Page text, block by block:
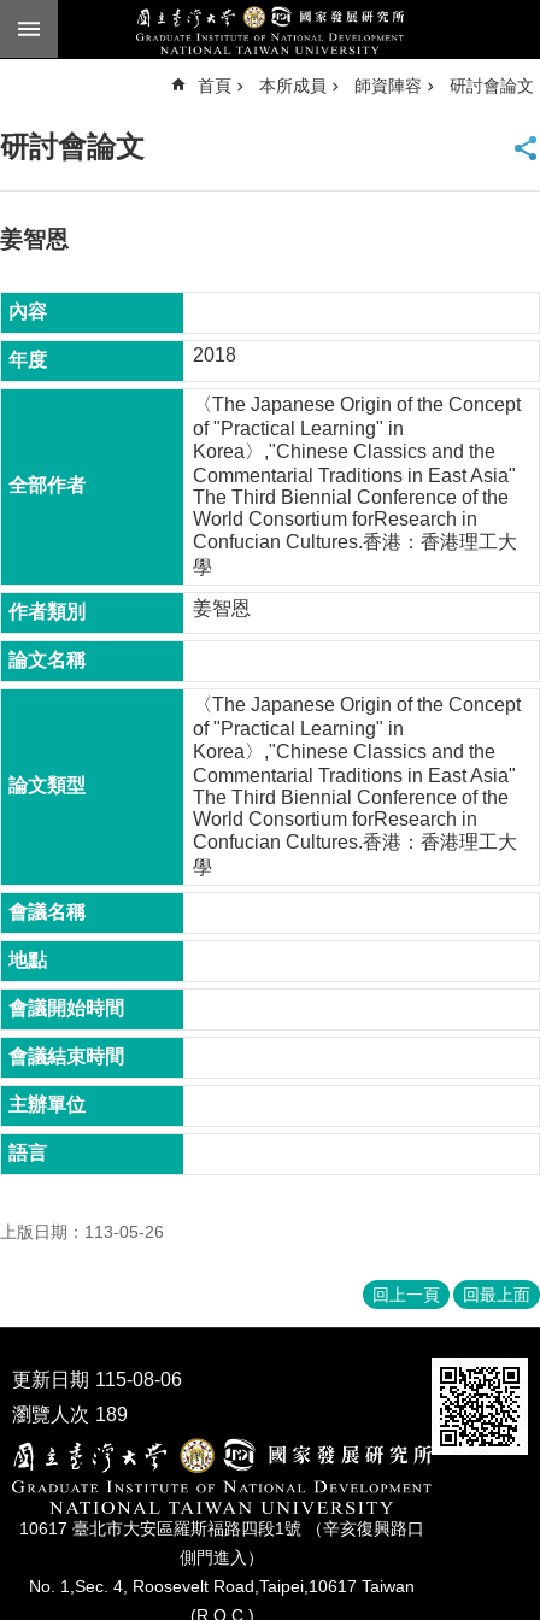
跳到主要內容區塊
臺
頁
公
告
本
員
博
士
班
班
班
學
術
研
究
國
家
發
展
研
刊
所
會
首頁 本所成員 師資陣容 研討會論文
研討會論文
姜智恩
2018
〈The Japanese Origin of the Concept
of "Practical Learning" in
Korea〉,"Chinese Classics and the
Commentarial Traditions in East Asia"
The Third Biennial Conference of the
World Consortium forResearch in
Confucian Cultures.香港：香港理工大
學
姜智恩
〈The Japanese Origin of the Concept
of "Practical Learning" in
Korea〉,"Chinese Classics and the
Commentarial Traditions in East Asia"
The Third Biennial Conference of the
World Consortium forResearch in
Confucian Cultures.香港：香港理工大
學
上版日期：113-05-26
回上一頁 回最上面
更新日期 115-08-06
瀏覽人次 189
10617 臺北市⼤安區羅斯福路四段1號 （辛亥復興路⼝
側⾨進入）
No. 1,Sec. 4, Roosevelt Road,Taipei,10617 Taiwan
(R.O.C.)